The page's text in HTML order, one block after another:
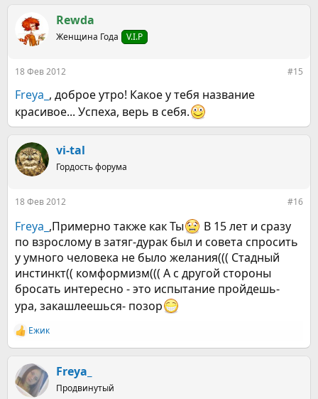
Rewda
Женщина Года V.I.P
18 Фев 2012 #15
Freya_ , доброе утро! Какое у тебя название
красивое... Успеха, верь в себя.
vi-tal
Гордость форума
18 Фев 2012 #16
Freya_ ,Примерно также как Ты
В 15 лет и сразу
по взрослому в затяг-дурак был и совета спросить
у умного человека не было желания((( Стадный
инстинкт(( комформизм((( А с другой стороны
бросать интересно - это испытание пройдешь-
ура, закашлеешься- позор
Р
е
к
ц
и
Ежик
Freya_
Продвинутый